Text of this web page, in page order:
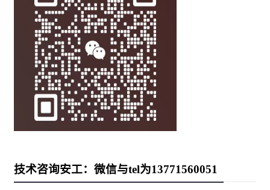
技术咨询安工：微信与tel为13771560051